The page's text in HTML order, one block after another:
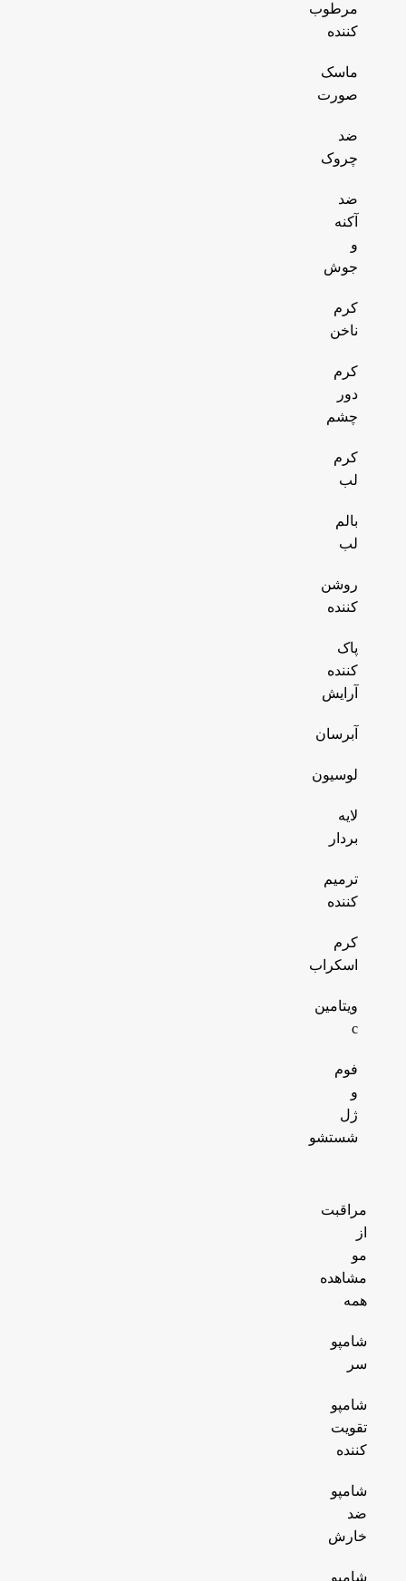
مرطوب
کننده
ماسک
صورت
ضد
چروک
ضد
آکنه
و
جوش
کرم
ناخن
کرم
دور
چشم
کرم
لب
بالم
لب
روشن
کننده
پاک
کننده
آرایش
آبرسان
لوسیون
لایه
بردار
ترمیم
کننده
کرم
اسکراب
ویتامین
c
فوم
و
ژل
شستشو
مراقبت
از
مو
مشاهده
همه
شامپو
سر
شامپو
تقویت
کننده
شامپو
ضد
خارش
شامپو